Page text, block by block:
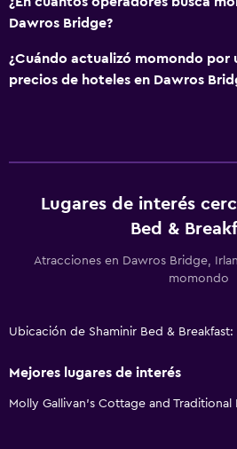
Dawros Bridge?
¿Cuándo actualizó momondo por
precios de hoteles en Dawros
Lugares de interés
Bed &
Atracciones en Dawros Bridge,
momondo
Ubicación de Shaminir Bed &
Mejores lugares de interés
Molly Gallivan's Cottage and Traditional